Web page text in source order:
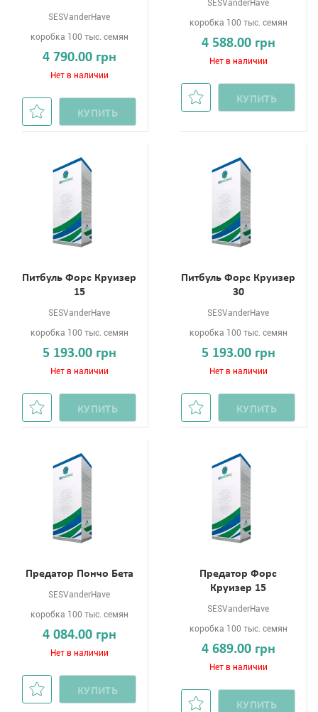
SESVanderHave
коробка 100 тыс. семян
4 790.00 грн
Нет в наличии
КУПИТЬ
SESVanderHave
коробка 100 тыс. семян
4 588.00 грн
Нет в наличии
КУПИТЬ
Питбуль Форс Круизер
15
SESVanderHave
коробка 100 тыс. семян
5 193.00 грн
Нет в наличии
КУПИТЬ
Питбуль Форс Круизер
30
SESVanderHave
коробка 100 тыс. семян
5 193.00 грн
Нет в наличии
КУПИТЬ
Предатор Пончо Бета
SESVanderHave
коробка 100 тыс. семян
4 084.00 грн
Нет в наличии
КУПИТЬ
Предатор Форс
Круизер 15
SESVanderHave
коробка 100 тыс. семян
4 689.00 грн
Нет в наличии
КУПИТЬ